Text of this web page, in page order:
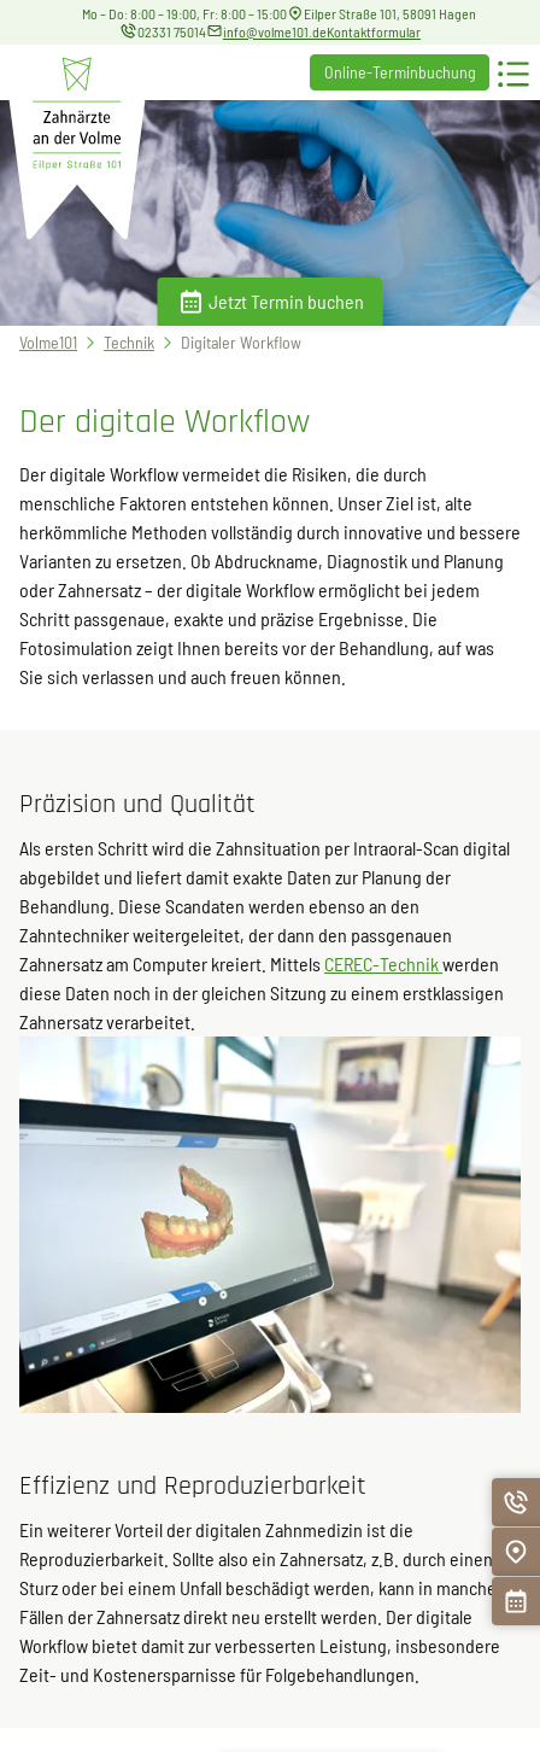
Mo – Do: 8:00 – 19:00, Fr: 8:00 – 15:00
Eilper Straße 101, 58091 Hagen
02331 75014
info@volme101.deKontaktformular
Online-Terminbuchung
Jetzt Termin buchen
Sie
hier:
Volme101 Technik Digitaler Workflow
Der digitale Workflow
Der digitale Workflow vermeidet die Risiken, die durch
menschliche Faktoren entstehen können. Unser Ziel ist, alte
herkömmliche Methoden vollständig durch innovative und bessere
Varianten zu ersetzen. Ob Abdruckname, Diagnostik und Planung
oder Zahnersatz – der digitale Workflow ermöglicht bei jedem
Schritt passgenaue, exakte und präzise Ergebnisse. Die
Fotosimulation zeigt Ihnen bereits vor der Behandlung, auf was
Sie sich verlassen und auch freuen können.
Präzision und Qualität
Als ersten Schritt wird die Zahnsituation per Intraoral-Scan digital
abgebildet und liefert damit exakte Daten zur Planung der
Behandlung. Diese Scandaten werden ebenso an den
Zahntechniker weitergeleitet, der dann den passgenauen
Zahnersatz am Computer kreiert. Mittels CEREC-Technikwerden
diese Daten noch in der gleichen Sitzung zu einem erstklassigen
Zahnersatz verarbeitet.
Effizienz und Reproduzierbarkeit
Ein weiterer Vorteil der digitalen Zahnmedizin ist die
Reproduzierbarkeit. Sollte also ein Zahnersatz, z.B. durch einen
Sturz oder bei einem Unfall beschädigt werden, kann in manchen
Fällen der Zahnersatz direkt neu erstellt werden. Der digitale
Workflow bietet damit zur verbesserten Leistung, insbesondere
Zeit- und Kostenersparnisse für Folgebehandlungen.